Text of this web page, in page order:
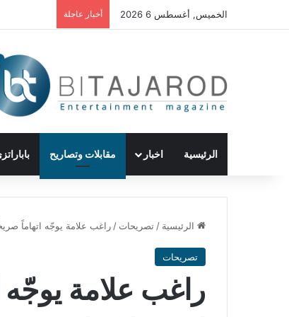
الخميس, أغسطس 6 2026 أخبار عاجلة
الرئيسية اخبار مقابلات وتصاريح
الرئيسية /تصريحات /راغب علامة يوجّه اتهاماً
تصريحات
راغب علامة يوجّه